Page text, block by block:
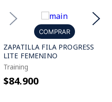
COMPRAR
ZAPATILLA FILA PROGRESS
LITE FEMENINO
Training
$84.900